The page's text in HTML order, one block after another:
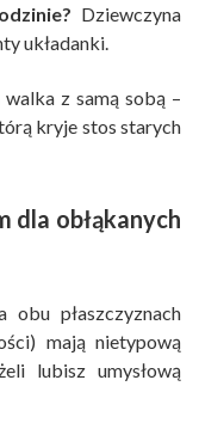
Dziewczyna
układanki.
z samą sobą –
kryje stos starych
dla obłąkanych
obu płaszczyznach
mają nietypową
lubisz umysłową